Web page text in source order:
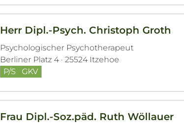
Herr Dipl.-Psych. Christoph Groth
Psychologischer Psychotherapeut
Berliner Platz 4 · 25524 Itzehoe
P/S
GKV
Frau Dipl.-Soz.päd. Ruth Wöllauer